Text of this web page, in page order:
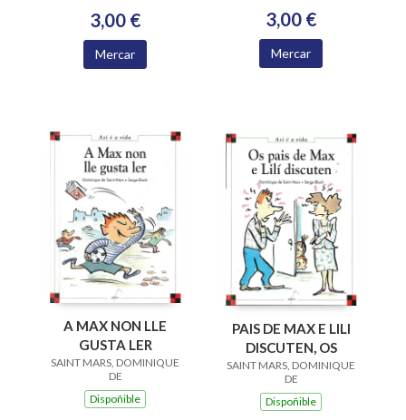
3,00 €
Mercar
3,00 €
Mercar
A MAX NON LLE
GUSTA LER
SAINT MARS, DOMINIQUE
DE
Dispoñible
PAIS DE MAX E LILI
DISCUTEN, OS
SAINT MARS, DOMINIQUE
DE
Dispoñible